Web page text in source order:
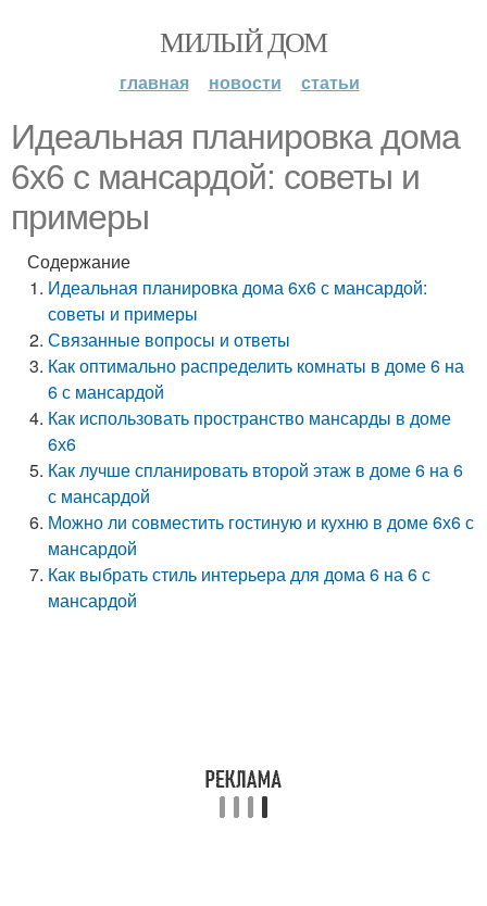
МИЛЫЙ ДОМ
главная новости статьи
Идеальная планировка дома
6х6 с мансардой: советы и
примеры
Содержание
Идеальная планировка дома 6х6 с мансардой:
советы и примеры
Связанные вопросы и ответы
Как оптимально распределить комнаты в доме 6 на
6 с мансардой
Как использовать пространство мансарды в доме
6х6
Как лучше спланировать второй этаж в доме 6 на 6
с мансардой
Можно ли совместить гостиную и кухню в доме 6х6 с
мансардой
Как выбрать стиль интерьера для дома 6 на 6 с
мансардой